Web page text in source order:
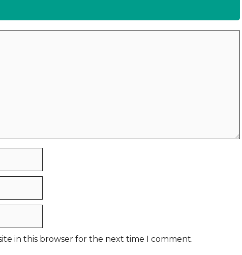
in this browser for the next time I comment.